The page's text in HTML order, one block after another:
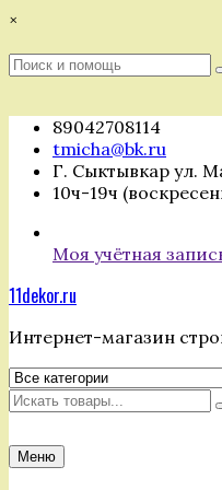
Перейти
содержимому
×
Поиск
89042708114
tmicha@bk.ru
Г. Сыктывкар ул.
10ч-19ч
Моя учётная
11dekor.ru
Интернет-магазин
Искать
Меню